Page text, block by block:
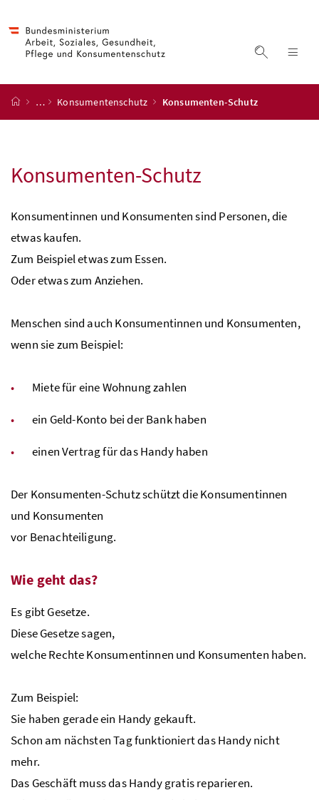
Suche
Startseite
… Konsumentenschutz Konsumenten-Schutz
Konsumenten-Schutz
Konsumentinnen und Konsumenten sind Personen, die
etwas kaufen.
Zum Beispiel etwas zum Essen.
Oder etwas zum Anziehen.
Menschen sind auch Konsumentinnen und Konsumenten,
wenn sie zum Beispiel:
Miete für eine Wohnung zahlen
ein Geld-Konto bei der Bank haben
einen Vertrag für das Handy haben
Der Konsumenten-Schutz schützt die Konsumentinnen
und Konsumenten
vor Benachteiligung.
Wie geht das?
Es gibt Gesetze.
Diese Gesetze sagen,
welche Rechte Konsumentinnen und Konsumenten haben.
Zum Beispiel:
Sie haben gerade ein Handy gekauft.
Schon am nächsten Tag funktioniert das Handy nicht
mehr.
Das Geschäft muss das Handy gratis reparieren.